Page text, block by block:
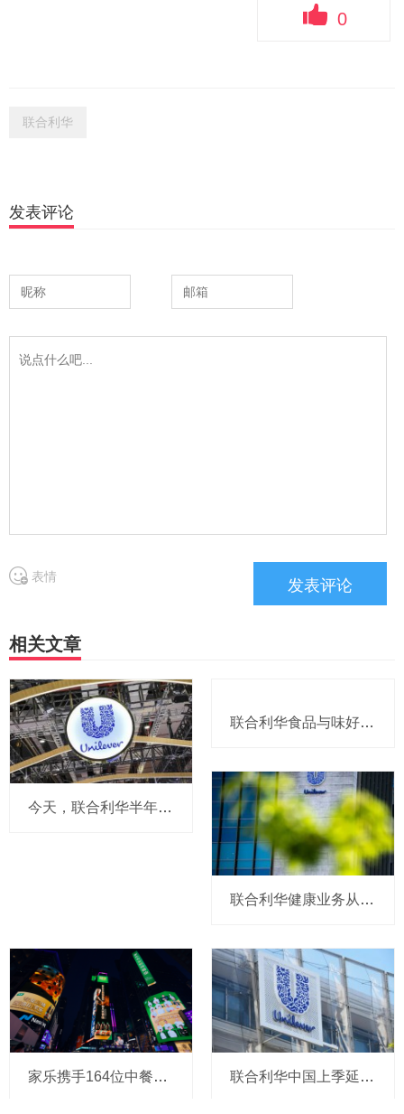
0
联合利华
发表评论
表情
相关文章
今天，联合利华半年报出炉：在华延续增长势头，全球高层提及4位联合利华人将在荷兰坐镇与味好美合并后的新公司 联合利华食品与味好美合并，高管新团队敲定：韩芳珺等4位联合利华人进入全球执委会，将重组为四大业务部门，在荷兰设立国际总部
家乐携手164位中餐厨师亮相纽约时代广场大屏，专业厨师酱油来了新玩法？